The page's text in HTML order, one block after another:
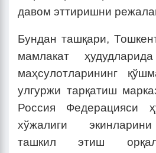
давом эттиришни
Бундан ташқари,
мамлакат
маҳсулотларининг
улгуржи тарқатиш
Россия Федерацияси
хўжалиги
ташкил этиш